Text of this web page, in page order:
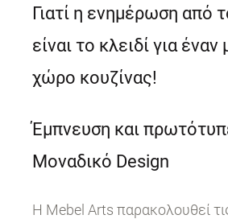
Γιατί η ενημέρωση από
είναι το κλειδί για
χώρο κουζίνας!
Έμπνευση και
Μοναδικό Design
Η Mebel Arts παρακολουθεί